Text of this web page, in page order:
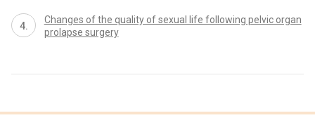
Changes of the quality of sexual life following pelvic organ
prolapse surgery